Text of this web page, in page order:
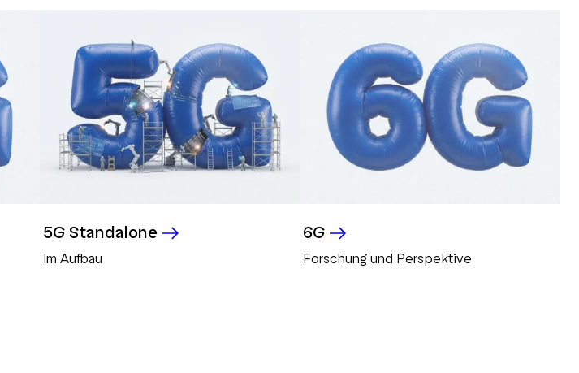
5G Standalone
Im Aufbau
6G
Forschung und Perspektive